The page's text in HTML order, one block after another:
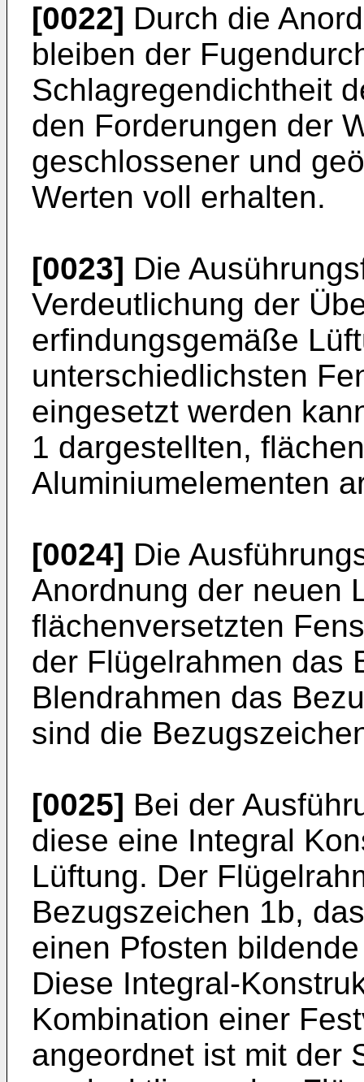
[0022] Durch die
bleiben der
Schlagregendichtheit
den Forderungen der
geschlossener und
Werten voll erhalten.
[0023] Die
Verdeutlichung der
erfindungsgemäße
unterschiedlichsten
eingesetzt werden
1 dargestellten,
Aluminiumelementen
[0024] Die
Anordnung der neuen
flächenversetzten
der Flügelrahmen das
Blendrahmen das
sind die
[0025] Bei der
diese eine Integral
Lüftung. Der
Bezugszeichen 1b,
einen Pfosten
Diese Integral-
Kombination einer
angeordnet ist mit der